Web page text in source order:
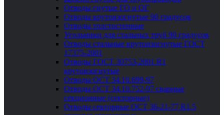
Отводы гнутые ГО и ОГ
Отводы крутоизогнутые 90 градусов
Отводы толстостенные
Угольники для стальных труб 90 градусов
Отводы стальные крутоизогнутые ГОСТ
17375-2001
Отводы ГОСТ 30753-2001 R1
крутоизогнутые
Отводы ОСТ 34.10.699-97
Отводы ОСТ 34.10.752-97 сварные
секционные (секторные)
Отводы секторные ОСТ 36-21-77 R1.5